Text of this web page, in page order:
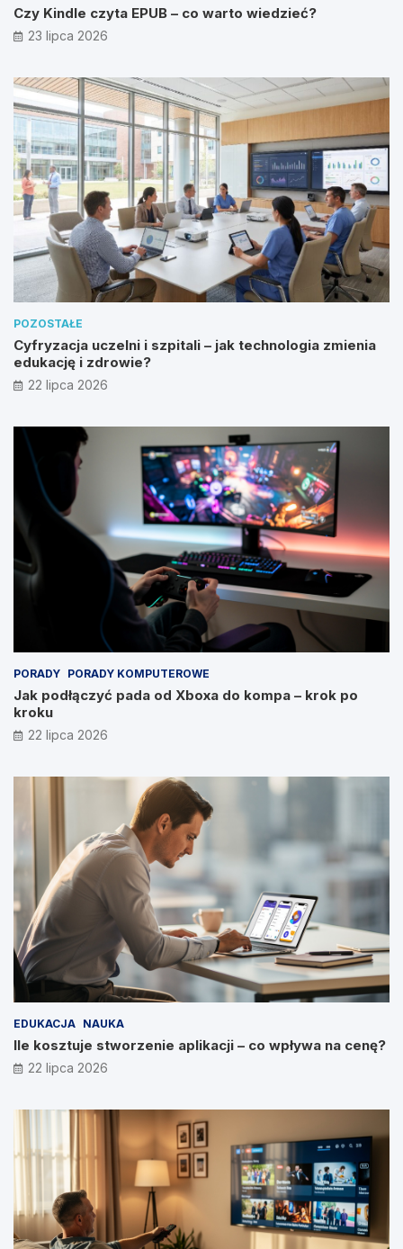
Czy Kindle czyta EPUB – co warto wiedzieć?
23 lipca 2026
POZOSTAŁE
Cyfryzacja uczelni i szpitali – jak technologia zmienia
edukację i zdrowie?
22 lipca 2026
PORADY PORADY KOMPUTEROWE
Jak podłączyć pada od Xboxa do kompa – krok po
kroku
22 lipca 2026
EDUKACJA NAUKA
Ile kosztuje stworzenie aplikacji – co wpływa na cenę?
22 lipca 2026